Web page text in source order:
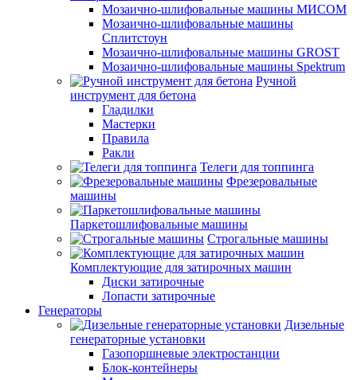
Мозаично-шлифовальные машины МИСОМ
Мозаично-шлифовальные машины
Сплитстоун
Мозаично-шлифовальные машины GROST
Мозаично-шлифовальные машины Spektrum
Ручной
инструмент для бетона
Гладилки
Мастерки
Правила
Ракли
Телеги для топпинга
Фрезеровальные
машины
Паркетошлифовальные машины
Строгальные машины
Комплектующие для затирочных машин
Диски затирочные
Лопасти затирочные
Генераторы
Дизельные
генераторные установки
Газопоршневые электростанции
Блок-контейнеры